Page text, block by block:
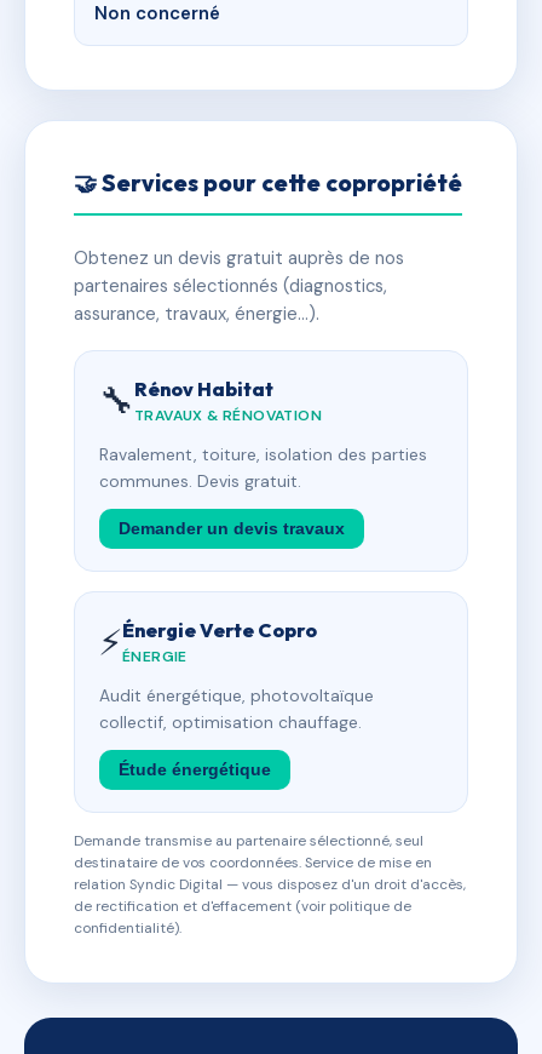
Non concerné
🤝 Services pour cette copropriété
Obtenez un devis gratuit auprès de nos
partenaires sélectionnés (diagnostics,
assurance, travaux, énergie…).
🔧 Rénov Habitat
TRAVAUX & RÉNOVATION
Ravalement, toiture, isolation des parties
communes. Devis gratuit.
Demander un devis travaux
⚡Énergie Verte Copro
ÉNERGIE
Audit énergétique, photovoltaïque
collectif, optimisation chauffage.
Étude énergétique
Demande transmise au partenaire sélectionné, seul
destinataire de vos coordonnées. Service de mise en
relation Syndic Digital — vous disposez d'un droit d'accès,
de rectification et d'effacement (voir politique de
confidentialité).